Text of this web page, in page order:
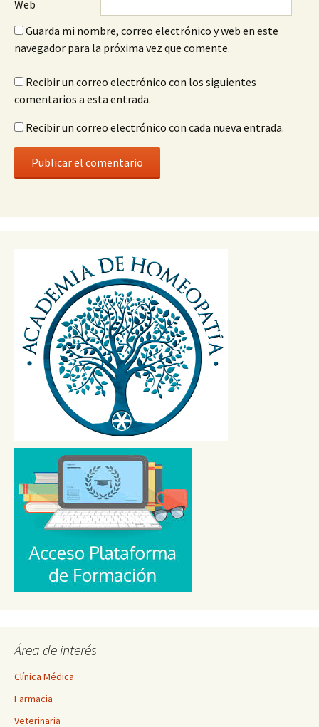
Web
Guarda mi nombre, correo electrónico y web en este
navegador para la próxima vez que comente.
Recibir un correo electrónico con los siguientes
comentarios a esta entrada.
Recibir un correo electrónico con cada nueva entrada.
Área de interés
Clínica Médica
Farmacia
Veterinaria